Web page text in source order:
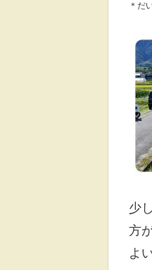
＊だ
少
方
よ